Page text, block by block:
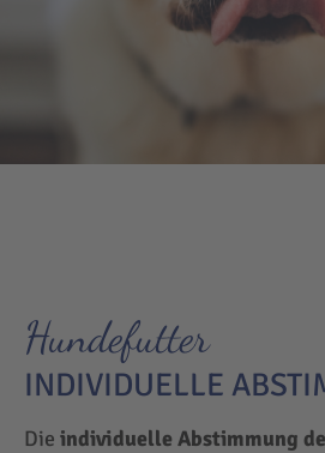
Hundefutter
INDIVIDUELLE
Die individuelle Abstimmung